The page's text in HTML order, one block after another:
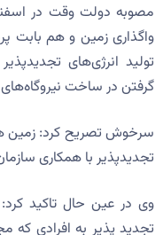
واگذاری زمین و هم بابت
تولید انرژی‌های
گرفتن در ساخت
سرخوش تصریح کرد: زمین
تجدیدپذیر با همکاری
وی در عین حال تاکید
تجدید پذیر به افرادی که